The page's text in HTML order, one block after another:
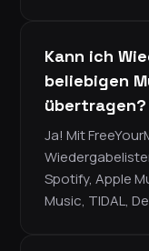
Kann ich
beliebigen
übertragen?
Ja! Mit
Spotify, Apple
Music, TIDAL,